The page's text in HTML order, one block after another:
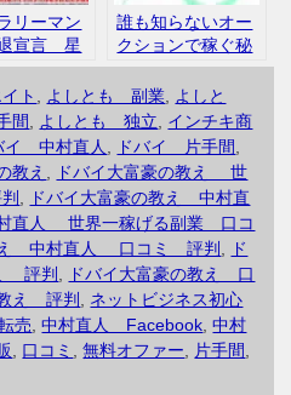
リーマン
宣言 星
評判 口
誰も知らないオー
クションで稼ぐ秘
密 AWM アダル
ト オークショ
ン 評判 口コミ
ト , よしとも 副業, よしと
間, よしとも 独立, インチキ商
イ 中村直人, ドバイ 片手間,
教え ,
ドバイ大富豪の教え 世
,
ドバイ大富豪の教え 中村直
直人 世界一稼げる副業 口コ
え 中村直人 口コミ 評判 ,
ド
評判 ,
ドバイ大富豪の教え 口
え 評判 , ネットビジネス初心
売,中村直人 Facebook,中村
, 口コミ ,無料オファー, 片手間,